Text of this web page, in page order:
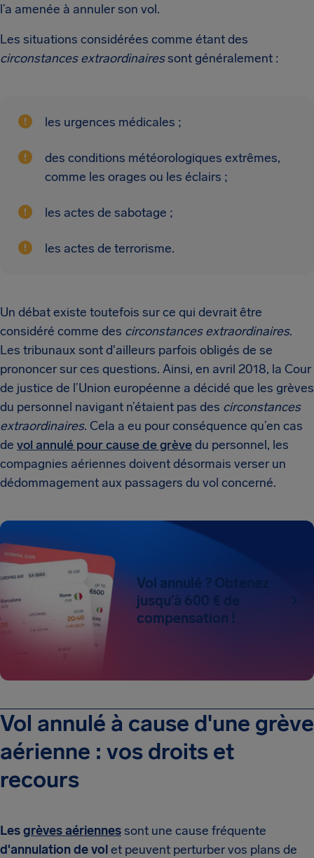
l’a amenée à annuler son vol.
Les situations considérées comme étant des
circonstances extraordinairessont généralement :
les urgences médicales ;
des conditions météorologiques extrêmes,
comme les orages ou les éclairs ;
les actes de sabotage ;
les actes de terrorisme.
Un débat existe toutefois sur ce qui devrait être
considéré comme des circonstances extraordinaires.
Les tribunaux sont d'ailleurs parfois obligés de se
prononcer sur ces questions. Ainsi, en avril 2018, la Cour
de justice de l’Union européenne a décidé que les grèves
du personnel navigant n’étaient pas des circonstances
extraordinaires. Cela a eu pour conséquence qu’en cas
de vol annulé pour cause de grèvedu personnel, les
compagnies aériennes doivent désormais verser un
dédommagement aux passagers du vol concerné.
Vol annulé ? Obtenez
jusqu’à 600 € de
compensation !
Vol annulé à cause d'une grève
aérienne : vos droits et
recours
Lesgrèves aériennessont une cause fréquente
d'annulation de volet peuvent perturber vos plans de